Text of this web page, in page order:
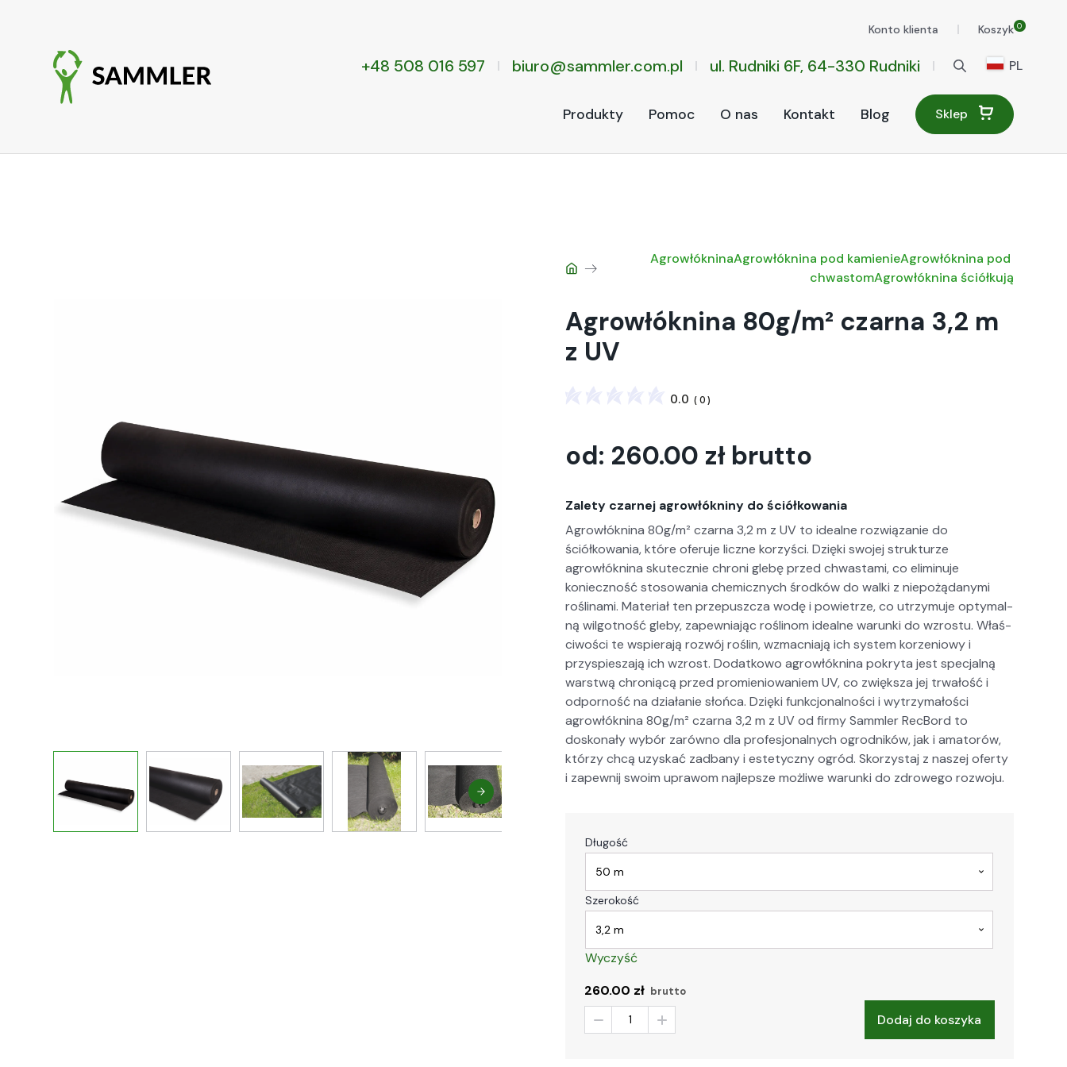
Konto klienta Koszyk 0
+48 508 016 597 biuro@sammler.com.pl ul. Rudniki 6F, 64-330 Rudniki PL
Produkty Pomoc O nas Kontakt Blog Sklep
AgrowłókninaAgrowłóknina pod kamienieAgrowłóknina pod rośliny
chwastomAgrowłóknina ściółkująca
Agrowłóknina 80g/m² czarna 3,2 m
z UV
0.0 ( 0 )
od: 260.00 zł brutto
Zalety czarnej agrowłókniny do ściółkowania
Agrowłókn­i­na 80g/m² czarna 3,2 m z UV to ide­alne rozwiązanie do
ściółkowa­nia, które ofer­u­je liczne korzyś­ci. Dzię­ki swo­jej struk­turze
agrowłókn­i­na skutecznie chroni gle­bę przed chwasta­mi, co elimin­u­je
konieczność stosowa­nia chemicznych środ­ków do wal­ki z niepożą­dany­mi
rośli­na­mi. Mate­ri­ał ten prze­puszcza wodę i powi­etrze, co utrzy­mu­je opty­mal­
ną wilgo­t­ność gle­by, zapew­ni­a­jąc rośli­nom ide­alne warun­ki do wzros­tu. Właś­
ci­woś­ci te wspier­a­ją rozwój roślin, wzmac­ni­a­ją ich sys­tem korzeniowy i
przyspiesza­ją ich wzrost. Dodatkowo agrowłókn­i­na pokry­ta jest spec­jal­ną
warst­wą chroniącą przed promieniowaniem UV, co zwięk­sza jej trwałość i
odporność na dzi­ałanie słoń­ca. Dzię­ki funkcjon­al­noś­ci i wytrzy­małoś­ci
agrowłókn­i­na 80g/m² czarna 3,2 m z UV od firmy Samm­ler RecBord to
doskon­ały wybór zarówno dla pro­fesjon­al­nych ogrod­ników, jak i ama­torów,
którzy chcą uzyskać zad­bany i este­ty­czny ogród. Sko­rzys­taj z naszej ofer­ty
i zapewnij swoim upra­wom najlep­sze możli­we warun­ki do zdrowego roz­wo­ju.
Długość
Szerokość
Wyczyść
260.00 zł brutto
-
ilość
+ Dodaj do koszyka